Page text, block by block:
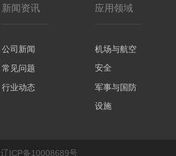
新闻资讯
公司新闻
常见问题
行业动态
应用领域
机场与航空
安全
军事与国防
设施
辽ICP备10008689号